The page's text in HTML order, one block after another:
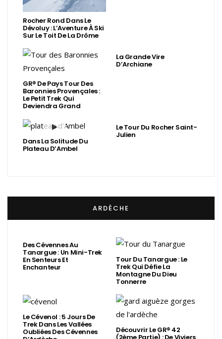
Rocher Rond Dans Le
Dévoluy : L’Aventure À Ski
Sur Le Toit De La Drôme
GR® De Pays Tour Des
Baronnies Provençales :
Le Petit Trek Qui
Deviendra Grand
La Grande Vire
D’Archiane
Dans La Solitude Du
Plateau D’Ambel
Le Tour Du Rocher Saint-
Julien
ARDÈCHE
Des Cévennes Au
Tanargue : Un Mini-Trek
En Senteurs Et
Enchanteur
Tour Du Tanargue : Le
Trek Qui Défie La
Montagne Du Dieu
Tonnerre
Le Cévenol : 5 Jours De
Trek Dans Les Vallées
Oubliées Des Cévennes Découvrir Le GR® 42
(2ème Partie) : De Viviers